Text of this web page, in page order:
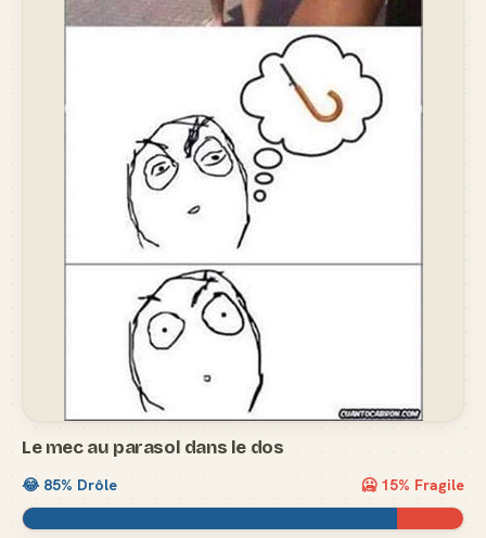
Le mec au parasol dans le dos
😂 85% Drôle 🥶 15% Fragile